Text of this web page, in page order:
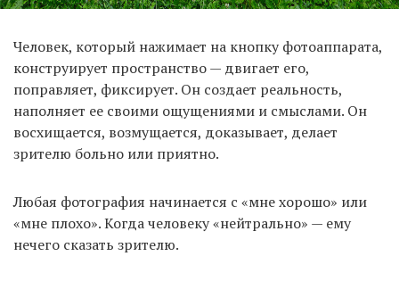
Человек, который нажимает на кнопку фотоаппарата,
конструирует пространство — двигает его,
поправляет, фиксирует. Он создает реальность,
наполняет ее своими ощущениями и смыслами. Он
восхищается, возмущается, доказывает, делает
зрителю больно или приятно.
Любая фотография начинается с «мне хорошо» или
«мне плохо». Когда человеку «нейтрально» — ему
нечего сказать зрителю.